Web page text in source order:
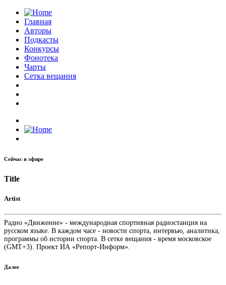
Главная
Авторы
Подкасты
Конкурсы
Фонотека
Чарты
Сетка вещания
Сейчас в эфире
Title
Artist
Радио «Движение» - международная спортивная радиостанция на
русском языке. В каждом часе - новости спорта, интервью, аналитика,
программы об истории спорта. В сетке вещания - время московское
(GMT+3). Проект ИА «Репорт-Информ».
Далее